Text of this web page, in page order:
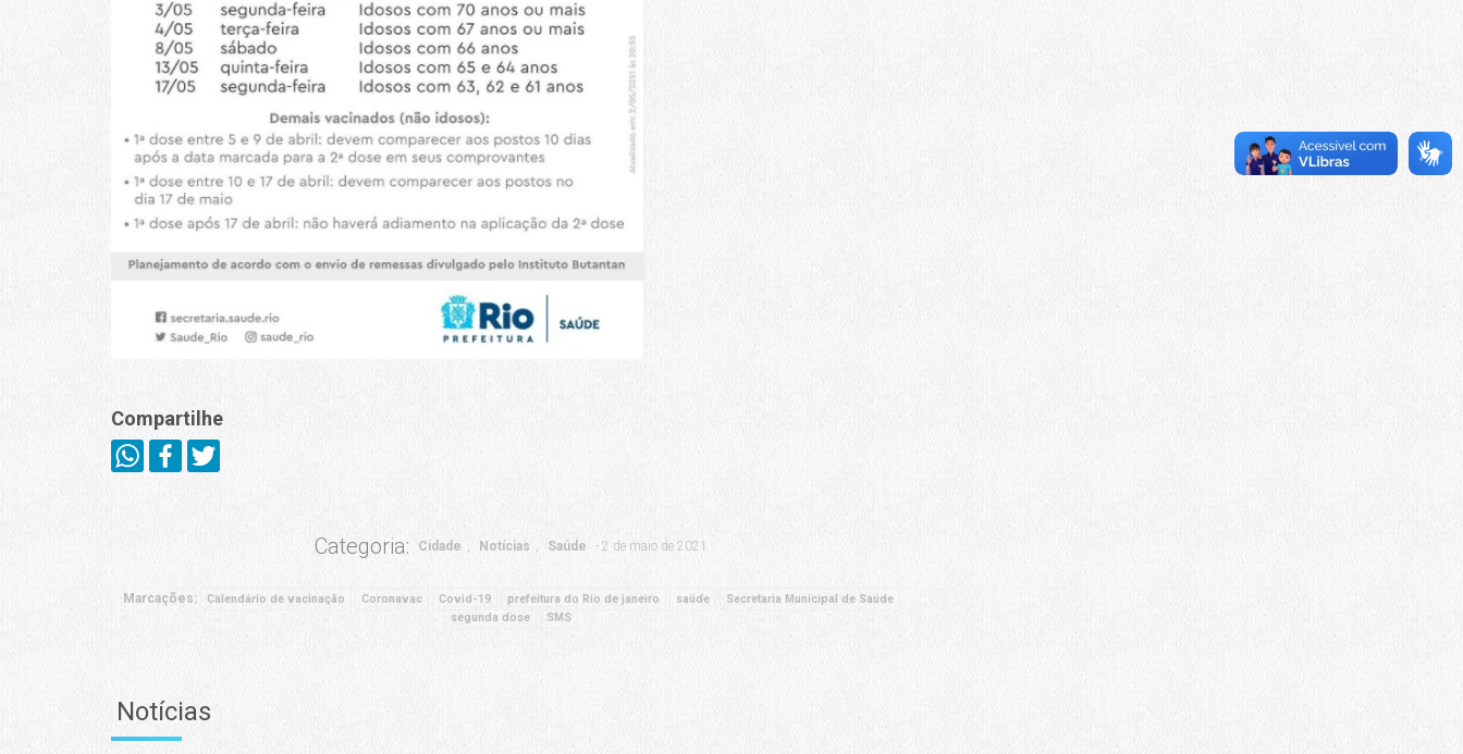
Compartilhe
Categoria: Cidade Notícias Saúde 2 de maio de 2021
Marcações: Calendário de vacinação Coronavac Covid-19 prefeitura do Rio de janeiro saúde
Secretaria Municipal de Saúde
segunda dose
SMS
Notícias